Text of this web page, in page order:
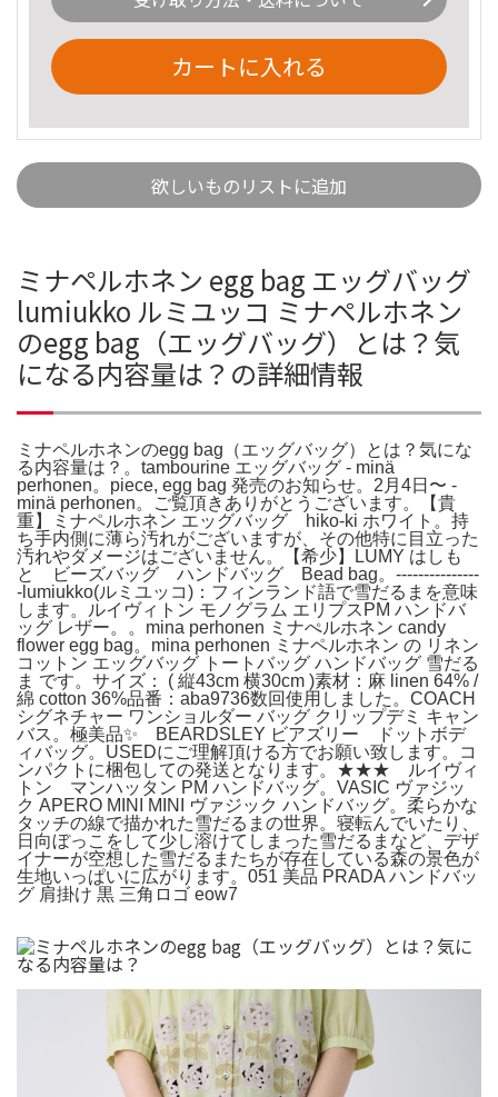
カートに入れる
欲しいものリストに追加
ミナペルホネン egg bag エッグバッグ
lumiukko ルミユッコ ミナペルホネン
のegg bag（エッグバッグ）とは？気
になる内容量は？の詳細情報
ミナペルホネンのegg bag（エッグバッグ）とは？気にな
る内容量は？。tambourine エッグバッグ - minä
perhonen。piece, egg bag 発売のお知らせ。2月4日〜 -
minä perhonen。ご覧頂きありがとうございます。【貴
重】ミナペルホネン エッグバッグ hiko-ki ホワイト。持
ち手内側に薄ら汚れがございますが、その他特に目立った
汚れやダメージはございません。【希少】LUMY はしも
と ビーズバッグ ハンドバッグ Bead bag。---------------
-lumiukko(ルミユッコ)：フィンランド語で雪だるまを意味
します。ルイヴィトン モノグラム エリプスPM ハンドバ
ッグ レザー。。mina perhonen ミナぺルホネン candy
flower egg bag。mina perhonen ミナペルホネン の リネン
コットン エッグバッグ トートバッグ ハンドバッグ 雪だる
ま です。サイズ： ( 縦43cm 横30cm )素材：麻 linen 64% /
綿 cotton 36%品番：aba9736数回使用しました。COACH
シグネチャー ワンショルダー バッグ クリップデミ キャン
バス。極美品✨ BEARDSLEY ビアズリー ドットボデ
ィバッグ。USEDにご理解頂ける方でお願い致します。コ
ンパクトに梱包しての発送となります。★★★ ルイヴィ
トン マンハッタン PM ハンドバッグ。VASIC ヴァジッ
ク APERO MINI MINI ヴァジック ハンドバッグ。柔らかな
タッチの線で描かれた雪だるまの世界。寝転んでいたり、
日向ぼっこをして少し溶けてしまった雪だるまなど、デザ
イナーが空想した雪だるまたちが存在している森の景色が
生地いっぱいに広がります。051 美品 PRADA ハンドバッ
グ 肩掛け 黒 三角ロゴ eow7